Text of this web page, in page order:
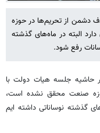
از تحریم‌ها در حوزه
البته در ماه‌های گذشته
رفع شود.
حاشیه جلسه هیات دولت با
صنعت محقق نشده است،
گذشته نوساناتی داشته ایم